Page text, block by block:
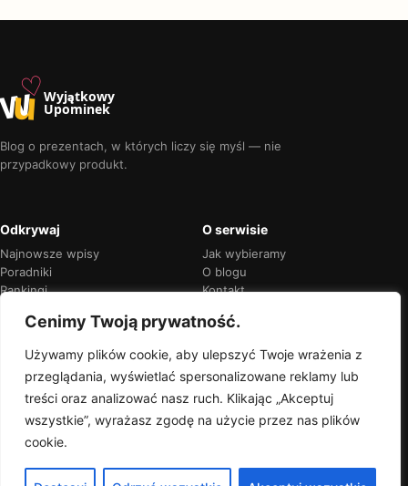
Cenimy Twoją prywatność.
Używamy plików cookie, aby ulepszyć Twoje wrażenia z
przeglądania, wyświetlać spersonalizowane reklamy lub
treści oraz analizować nasz ruch. Klikając „Akceptuj
wszystkie”, wyrażasz zgodę na użycie przez nas plików
cookie.
u♡Wyjątkowy
Upominek
Blog o prezentach, w których liczy się myśl — nie
przypadkowy produkt.
Odkrywaj
Najnowsze wpisy
Poradniki
Rankingi
O serwisie
Jak wybieramy
O blogu
Kontakt
Przejrzyste rekomendacje
zawsze oznaczymy je wprost.